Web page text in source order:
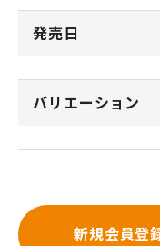
発売日
バリエーション
新規会員登